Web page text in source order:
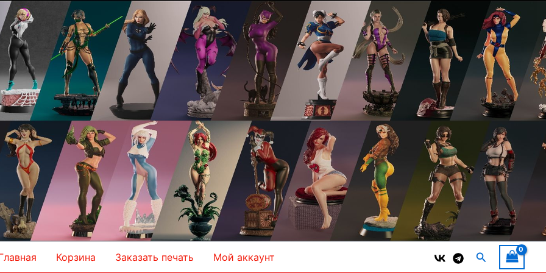
Корзина Заказать печать Мой аккаунт Поиск